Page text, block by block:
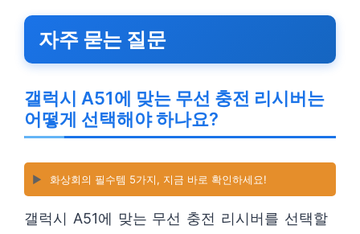
자주 묻는 질문
갤럭시 A51에 맞는 무선 충전 리시버는
어떻게 선택해야 하나요?
▶️ 화상회의 필수템 5가지, 지금 바로 확인하세요!
갤럭시 A51에 맞는 무선 충전 리시버를 선택할